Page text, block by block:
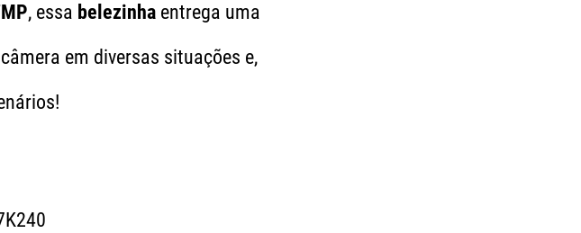
, essa belezinha entrega uma
em diversas situações e,